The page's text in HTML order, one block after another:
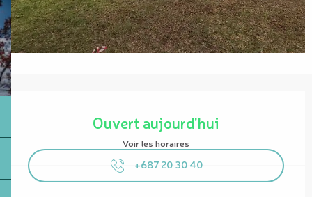
Ouverture et coordonnées
Ouvert aujourd'hui
Voir les horaires
+687 20 30 40